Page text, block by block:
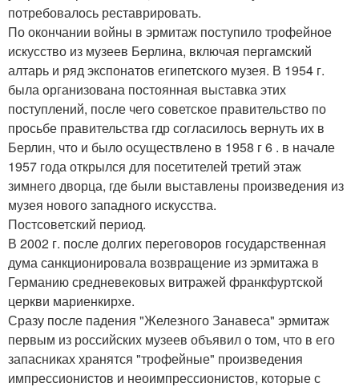
потребовалось реставрировать.
По окончании войны в эрмитаж поступило трофейное
искусство из музеев Берлина, включая пергамский
алтарь и ряд экспонатов египетского музея. В 1954 г.
была организована постоянная выставка этих
поступлений, после чего советское правительство по
просьбе правительства гдр согласилось вернуть их в
Берлин, что и было осуществлено в 1958 г 6 . в начале
1957 года открылся для посетителей третий этаж
зимнего дворца, где были выставлены произведения из
музея нового западного искусства.
Постсоветский период.
В 2002 г. после долгих переговоров государственная
дума санкционировала возвращение из эрмитажа в
Германию средневековых витражей франкфуртской
церкви мариенкирхе.
Сразу после падения "Железного Занавеса" эрмитаж
первым из российских музеев объявил о том, что в его
запасниках хранятся "трофейные" произведения
импрессионистов и неоимпрессионистов, которые с